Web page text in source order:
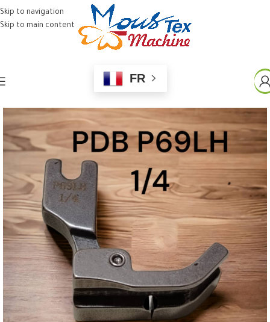
Skip to navigation
Skip to main content
FR